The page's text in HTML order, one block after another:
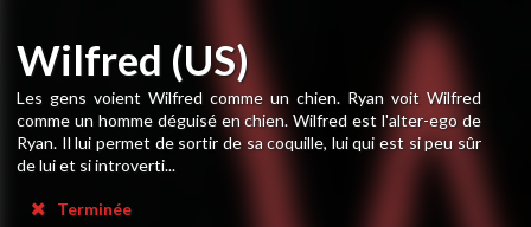
Wilfred (US)
Les gens voient Wilfred comme un chien. Ryan voit Wilfred
comme un homme déguisé en chien. Wilfred est l'alter-ego de
Ryan. Il lui permet de sortir de sa coquille, lui qui est si peu sûr
de lui et si introverti...
Terminée